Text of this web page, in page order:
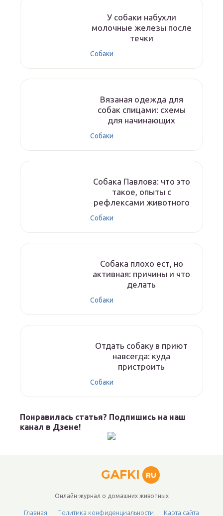
У собаки набухли
молочные железы после
течки
Собаки
Вязаная одежда для
собак спицами: схемы
для начинающих
Собаки
Собака Павлова: что это
такое, опыты с
рефлексами животного
Собаки
Собака плохо ест, но
активная: причины и что
делать
Собаки
Отдать собаку в приют
навсегда: куда
пристроить
Собаки
Понравилась статья? Подпишись на наш
канал в Дзене!
GAFKI RU
Онлайн-журнал о домашних животных
Главная Политика конфиденциальности Карта сайта